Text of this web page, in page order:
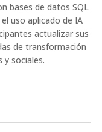
bases de datos SQL
uso aplicado de IA
actualizar sus
de transformación
sociales.